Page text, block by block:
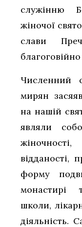
служінню
жіночої
слави
Численний
мирян
на нашій
являли
відданості,
форму
монастирі
школи,
діяльність.